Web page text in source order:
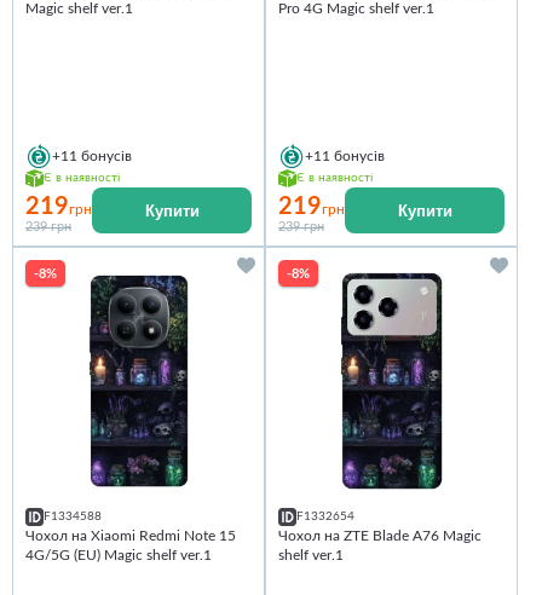
Magic shelf ver.1
+11 бонусів
Є в наявності
219грн
239 грн
Купити
Pro 4G Magic shelf ver.1
+11 бонусів
Є в наявності
219грн
239 грн
Купити
-8%
F1334588
Чохол на Xiaomi Redmi Note 15
4G/5G (EU) Magic shelf ver.1
-8%
F1332654
Чохол на ZTE Blade A76 Magic
shelf ver.1